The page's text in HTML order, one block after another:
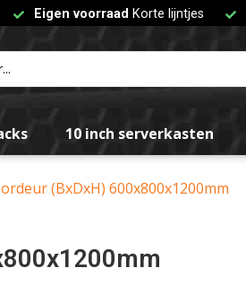
Eigen voorraad Korte lijntjes
10 inch serverkasten
(BxDxH) 600x800x1200mm